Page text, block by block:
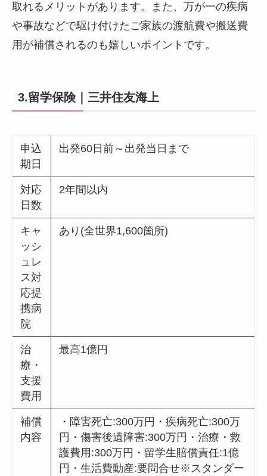
取れるメリットがあります。また、万が一の疾病
や事故などで駆け付けたご家族の渡航費や搬送費
用が補償されるのも嬉しいポイントです。
3.留学保険｜三井住友海上
申込
期日
出発60日前～出発当日まで
対応
日数
2年間以内
キャ
ッシ
ュレ
ス対
応提
携病
院
あり(全世界1,600箇所)
治
療・
支援
費用
最高1億円
補償
内容
・障害死亡:300万円・疾病死亡:300万
円・傷害後遺障害:300万円・治療・救
護費用:300万円・留学生賠償責任:1億
円・生活費動産:要問合せ※スタンダー